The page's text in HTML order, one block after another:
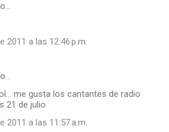
2011 a las 12:46 p.m.
me gusta los cantantes de radio
21 de julio
2011 a las 11:57 a.m.